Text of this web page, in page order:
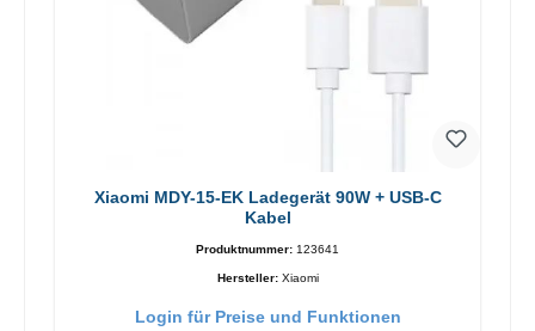
Xiaomi MDY-15-EK Ladegerät 90W + USB-C
Kabel
Produktnummer: 123641
Hersteller: Xiaomi
Login für Preise und Funktionen